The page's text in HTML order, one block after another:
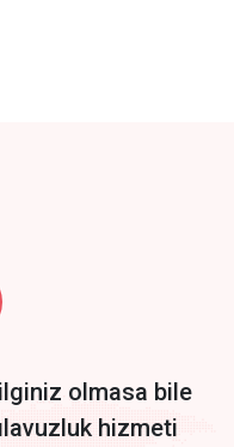
no credit card
olmasa bile
hizmeti